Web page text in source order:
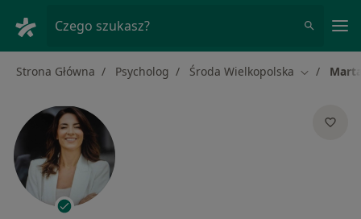
Czego szukasz?
Strona Główna Psycholog Środa Wielkopolska Zmień